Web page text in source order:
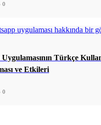
0
Türkçe
ve Etkileri
0